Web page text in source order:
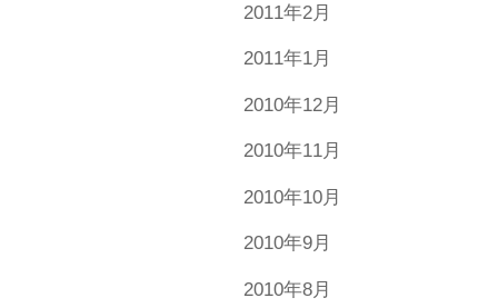
2011年2月
2011年1月
2010年12月
2010年11月
2010年10月
2010年9月
2010年8月